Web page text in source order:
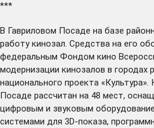
***
В Гавриловом Посаде на базе
работу кинозал. Средства на его
федеральным Фондом кино
модернизации кинозалов в городах
национального проекта
Посаде рассчитан на 48 мест,
цифровым и звуковым
системами для 3D-показа,